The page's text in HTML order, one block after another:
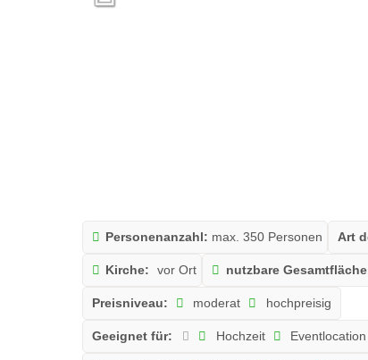
Personenanzahl: max. 350 Personen Art
Kirche: vor Ort nutzbare
Preisniveau: moderat hochpreisig
Geeignet für: Hochzeit Eventlocation